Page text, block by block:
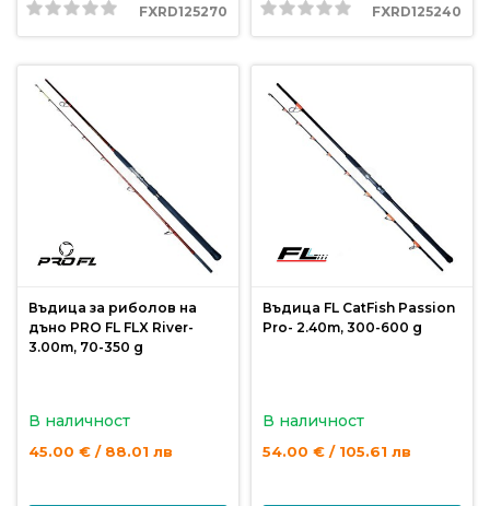
Контакти
Поръчка
Връщане
рекламация
Условия
Политика
FXRD125270 FXRD125240
Въдица за риболов на
дъно PRO FL FLX River-
3.00m, 70-350 g
В наличност
45.00 € / 88.01 лв
Въдица FL CatFish Passion
Pro- 2.40m, 300-600 g
В наличност
54.00 € / 105.61 лв